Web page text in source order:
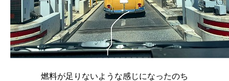
燃料が足りないような感じになったのち